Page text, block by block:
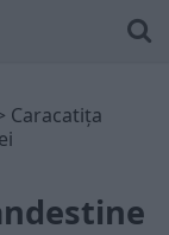
Caracatița